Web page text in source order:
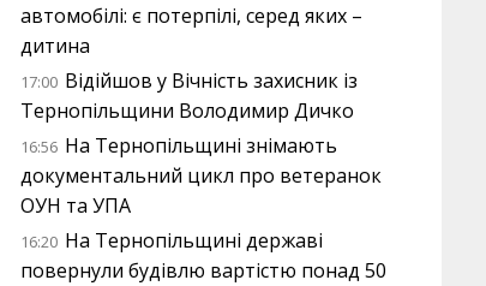
автомобілі: є потерпілі, серед яких –
дитина
17:00 Відійшов у Вічність захисник із
Тернопільщини Володимир Дичко
16:56 На Тернопільщині знімають
документальний цикл про ветеранок
ОУН та УПА
16:20 На Тернопільщині державі
повернули будівлю вартістю понад 50